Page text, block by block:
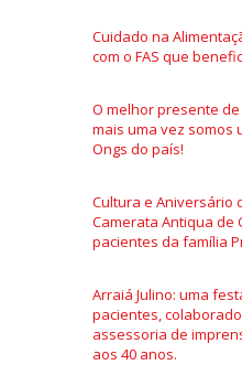
Cuidado na
com o FAS que
O melhor presente
mais uma vez somos
Ongs do país!
Cultura e Aniversário
Camerata Antiqua de
pacientes da família
Arraiá Julino: uma
pacientes,
assessoria de
aos 40 anos.